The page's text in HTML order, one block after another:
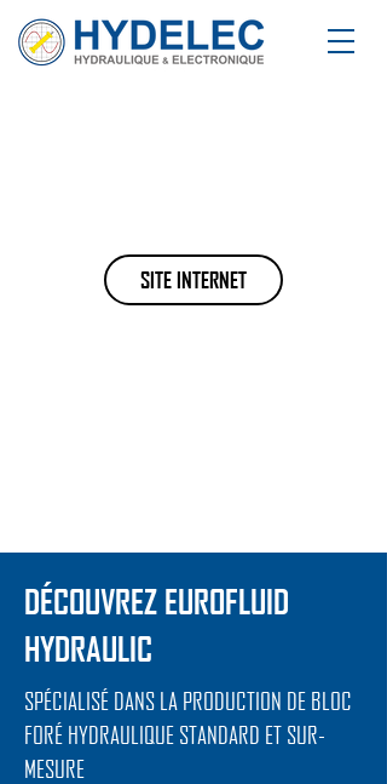
SITE INTERNET
DÉCOUVREZ EUROFLUID
HYDRAULIC
SPÉCIALISÉ DANS LA PRODUCTION DE BLOC
FORÉ HYDRAULIQUE STANDARD ET SUR-
MESURE